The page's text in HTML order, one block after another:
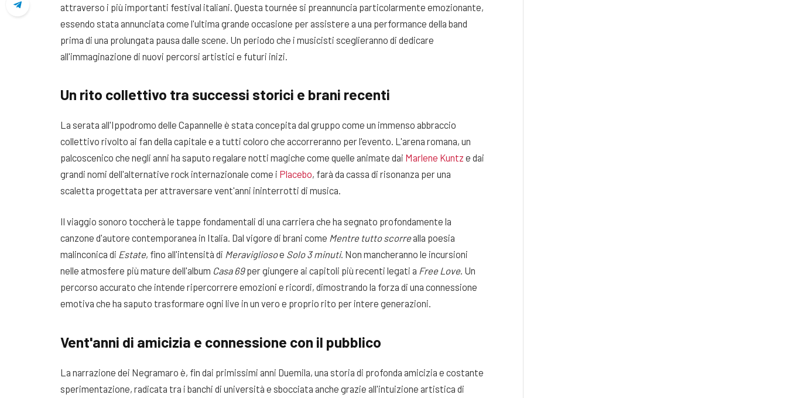
attraverso i più importanti festival italiani. Questa tournée si preannuncia particolarmente emozionante,
essendo stata annunciata come l'ultima grande occasione per assistere a una performance della band
prima di una prolungata pausa dalle scene. Un periodo che i musicisti sceglieranno di dedicare
all'immaginazione di nuovi percorsi artistici e futuri inizi.
Un rito collettivo tra successi storici e brani recenti
La serata all'Ippodromo delle Capannelle è stata concepita dal gruppo come un immenso abbraccio
collettivo rivolto ai fan della capitale e a tutti coloro che accorreranno per l'evento. L'arena romana, un
palcoscenico che negli anni ha saputo regalare notti magiche come quelle animate dai Marlene Kuntz e dai
grandi nomi dell'alternative rock internazionale come i Placebo, farà da cassa di risonanza per una
scaletta progettata per attraversare vent'anni ininterrotti di musica.
Il viaggio sonoro toccherà le tappe fondamentali di una carriera che ha segnato profondamente la
canzone d'autore contemporanea in Italia. Dal vigore di brani come Mentre tutto scorrealla poesia
malinconica di Estate, fino all'intensità di Meravigliosoe Solo 3 minuti. Non mancheranno le incursioni
nelle atmosfere più mature dell'album Casa 69per giungere ai capitoli più recenti legati a Free Love. Un
percorso accurato che intende ripercorrere emozioni e ricordi, dimostrando la forza di una connessione
emotiva che ha saputo trasformare ogni live in un vero e proprio rito per intere generazioni.
Vent'anni di amicizia e connessione con il pubblico
La narrazione dei Negramaro è, fin dai primissimi anni Duemila, una storia di profonda amicizia e costante
sperimentazione, radicata tra i banchi di università e sbocciata anche grazie all'intuizione artistica di